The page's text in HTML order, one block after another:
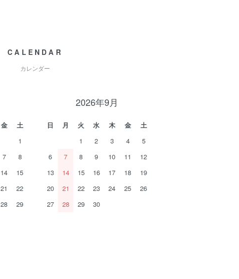
CALENDAR
カレンダー
金
土
1
7
8
14
15
21
22
28
29
2026年9月
日 月 火 水 木 金
土
1
2 3 4
5
6
7 8 9 10 11
12
13
14 15 16 17 18
19
20
21 22 23 24 25
26
27
28 29 30